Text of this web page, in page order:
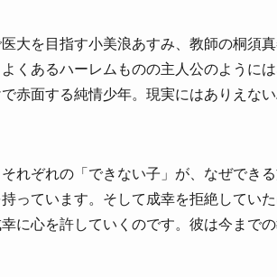
大を目指す小美浪あすみ、教師の桐須
くあるハーレムものの主人公のように
赤面する純情少年。現実にはありえな
れぞれの「できない子」が、なぜでき
っています。そして成幸を拒絶してい
に心を許していくのです。彼は今まで